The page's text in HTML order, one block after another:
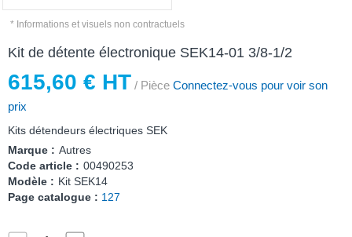
* Informations et visuels non contractuels
Kit de détente électronique SEK14-01 3/8-1/2
615,60 € HT / Pièce Connectez-vous pour voir son
prix
Kits détendeurs électriques SEK
Marque : Autres
Code article : 00490253
Modèle : Kit SEK14
Page catalogue : 127